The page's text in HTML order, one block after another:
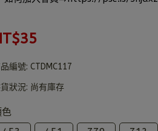
編號: CTDMC117
狀況: 尚有庫存